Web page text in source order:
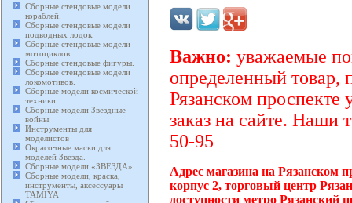
Сборные стендовые модели
кораблей.
Сборные стендовые модели
подводных лодок.
Сборные стендовые модели
мотоциклов.
Сборные стендовые фигуры.
Сборные стендовые модели
локомотивов.
Сборные модели космической
техники
Сборные модели Звездные
войны
Инструменты для
моделистов
Окрасочные маски для
моделей Звезда.
Сборные модели «ЗВЕЗДА»
Сборные модели, краска,
инструменты, аксессуары
TAMIYA
Важно: уважаемые
определенный товар,
Рязанском проспекте
заказ на сайте. Наши
50-95
Адрес магазина на Рязанском
корпус 2, торговый центр
доступности метро Рязанский